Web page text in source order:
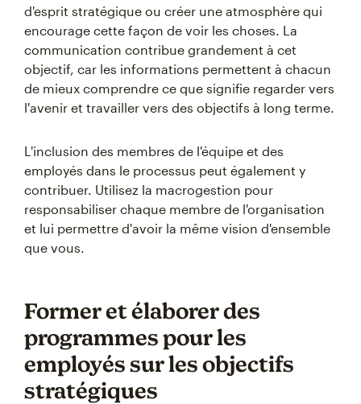
d'esprit stratégique ou créer une atmosphère qui
encourage cette façon de voir les choses. La
communication contribue grandement à cet
objectif, car les informations permettent à chacun
de mieux comprendre ce que signifie regarder vers
l'avenir et travailler vers des objectifs à long terme.
L'inclusion des membres de l'équipe et des
employés dans le processus peut également y
contribuer. Utilisez la macrogestion pour
responsabiliser chaque membre de l'organisation
et lui permettre d'avoir la même vision d'ensemble
que vous.
Former et élaborer des
programmes pour les
employés sur les objectifs
stratégiques